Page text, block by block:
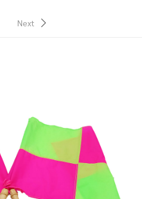
Next